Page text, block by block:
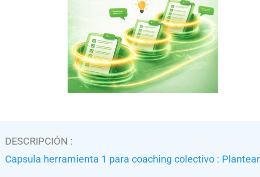
DESCRIPCIÓN :
Capsula herramienta 1 para coaching colectivo :